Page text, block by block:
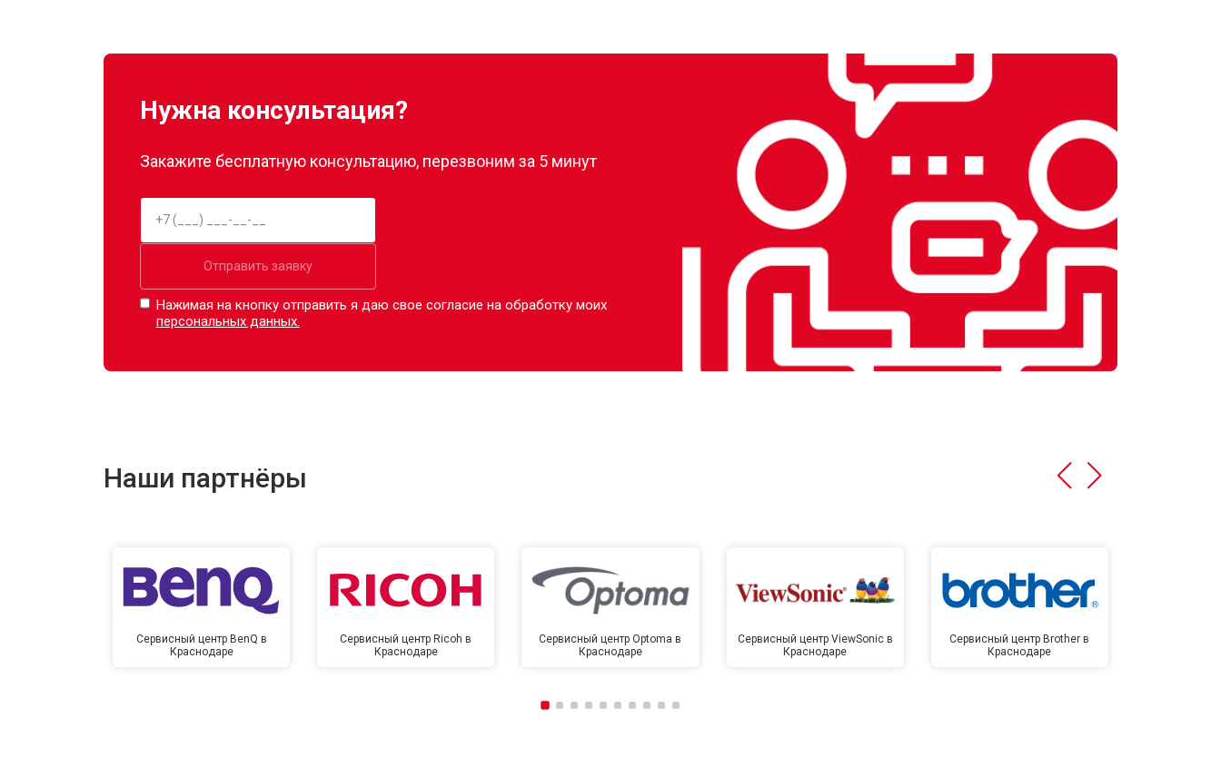
Нужна консультация?
Закажите бесплатную консультацию, перезвоним за 5 минут
Отправить заявку
Нажимая на кнопку отправить я даю свое согласие на обработку моих
персональных данных.
Наши партнёры
Сервисный центр BenQ в
Краснодаре
Сервисный центр Ricoh в
Краснодаре
Сервисный центр Optoma в
Краснодаре
Сервисный центр ViewSonic в
Краснодаре
Сервисный центр Brother в
Краснодаре